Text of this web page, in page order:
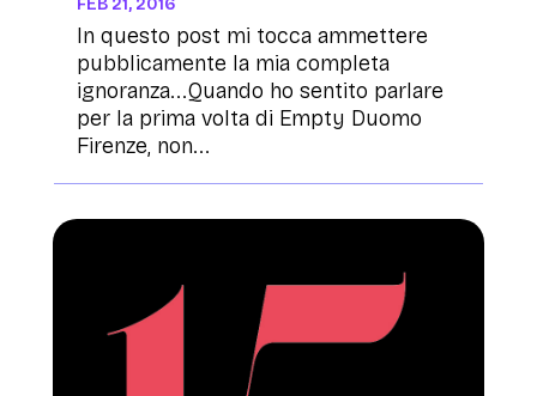
FEB 21, 2016
In questo post mi tocca ammettere
pubblicamente la mia completa
ignoranza...Quando ho sentito parlare
per la prima volta di Empty Duomo
Firenze, non...